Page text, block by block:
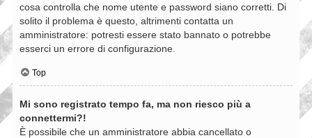
cosa controlla che nome utente e password siano corretti. Di
solito il problema è questo, altrimenti contatta un
amministratore: potresti essere stato bannato o potrebbe
esserci un errore di configurazione.
Top
Mi sono registrato tempo fa, ma non riesco più a
connettermi?!
È possibile che un amministratore abbia cancellato o